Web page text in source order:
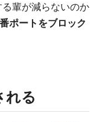
輩が減らないのか
ポートをブロック
れる